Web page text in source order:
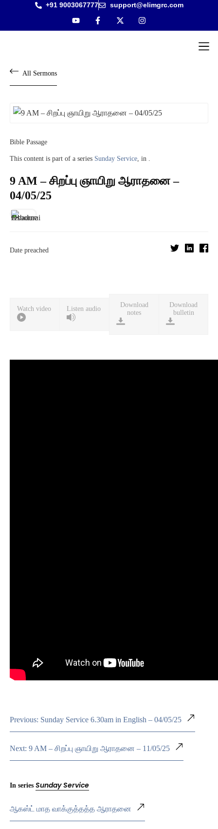
+91 9003067777 support@elimgrc.com
All Sermons
Bible Passage
This content is part of a series Sunday Service , in .
9 AM – சிறப்பு ஞாயிறு ஆராதனை –
04/05/25
Date preached
Watch video Listen audio
Download
notes
Download
bulletin
Previous: Sunday Service 6.30am in English – 04/05/25
Next: 9 AM – சிறப்பு ஞாயிறு ஆராதனை – 11/05/25
In series Sunday Service
ஆகஸ்ட் மாத வாக்குத்தத்த ஆராதனை